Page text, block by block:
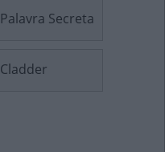
Palavra Secreta
Cladder